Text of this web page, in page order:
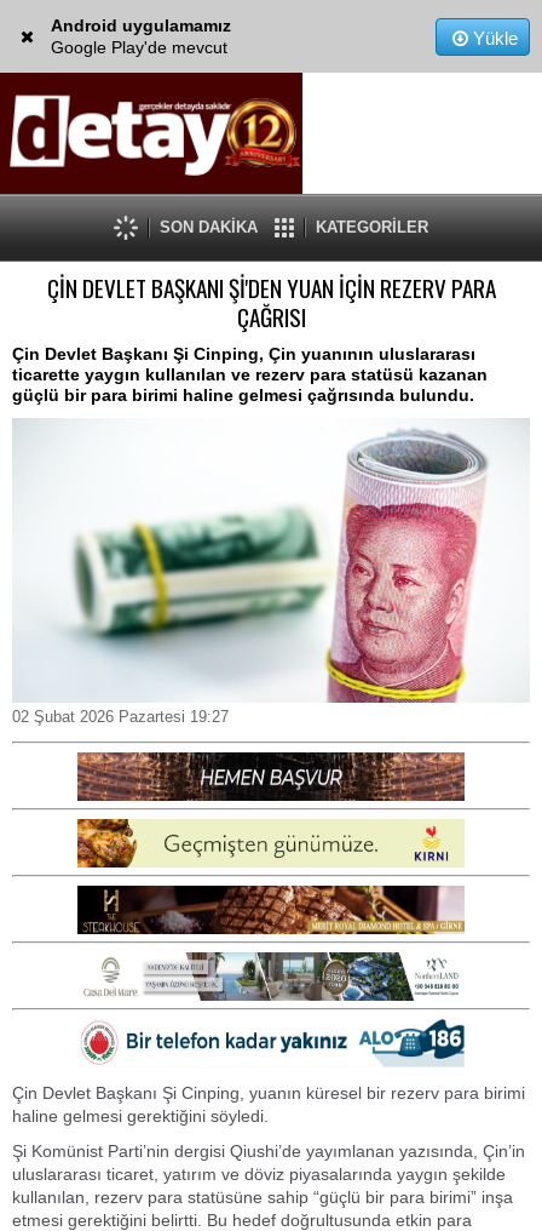
Android uygulamamız
Google Play'de mevcut
Yükle
SON DAKİKA KATEGORİLER
ÇİN DEVLET BAŞKANI Şİ'DEN YUAN İÇİN REZERV PARA
ÇAĞRISI
Çin Devlet Başkanı Şi Cinping, Çin yuanının uluslararası
ticarette yaygın kullanılan ve rezerv para statüsü kazanan
güçlü bir para birimi haline gelmesi çağrısında bulundu.
02 Şubat 2026 Pazartesi 19:27
Çin Devlet Başkanı Şi Cinping, yuanın küresel bir rezerv para birimi
haline gelmesi gerektiğini söyledi.
Şi Komünist Parti’nin dergisi Qiushi’de yayımlanan yazısında, Çin’in
uluslararası ticaret, yatırım ve döviz piyasalarında yaygın şekilde
kullanılan, rezerv para statüsüne sahip “güçlü bir para birimi” inşa
etmesi gerektiğini belirtti. Bu hedef doğrultusunda etkin para